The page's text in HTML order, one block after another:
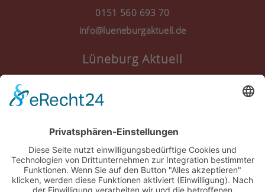
0151 560 693 70
info@lueneburgaktuell.de
Lüneburg Aktuell
Nutzungsbedingungen
Über Uns
Datenschutz